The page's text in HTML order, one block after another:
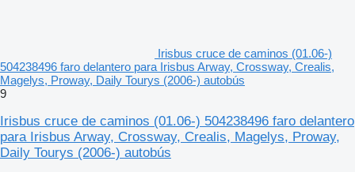
Irisbus cruce de caminos (01.06-)
504238496 faro delantero para Irisbus Arway, Crossway, Crealis,
Magelys, Proway, Daily Tourys (2006-) autobús
9
Irisbus cruce de caminos (01.06-) 504238496 faro delantero
para Irisbus Arway, Crossway, Crealis, Magelys, Proway,
Daily Tourys (2006-) autobús